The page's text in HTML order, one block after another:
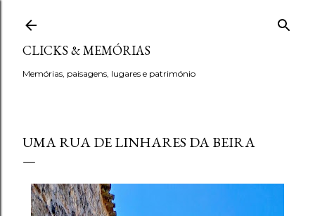
CLICKS & MEMÓRIAS
Memórias, paisagens, lugares e património
UMA RUA DE LINHARES DA BEIRA